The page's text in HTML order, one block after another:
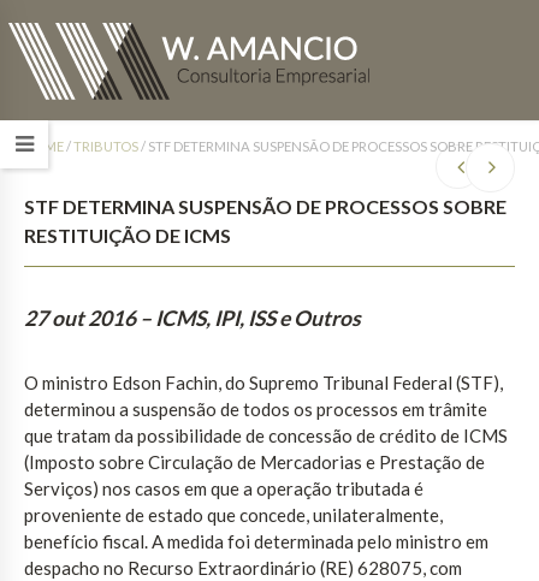
HOME/TRIBUTOS/ STF DETERMINA SUSPENSÃO DE PROCESSOS SOBRE
STF DETERMINA SUSPENSÃO DE PROCESSOS SOBRE
RESTITUIÇÃO DE ICMS
27 out 2016 – ICMS, IPI, ISS e Outros
O ministro Edson Fachin, do Supremo Tribunal Federal (STF),
determinou a suspensão de todos os processos em trâmite
que tratam da possibilidade de concessão de crédito de ICMS
(Imposto sobre Circulação de Mercadorias e Prestação de
Serviços) nos casos em que a operação tributada é
proveniente de estado que concede, unilateralmente,
benefício fiscal. A medida foi determinada pelo ministro em
despacho no Recurso Extraordinário (RE) 628075, com